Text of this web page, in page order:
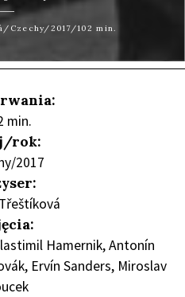
Czechy/2017/102 min.
min.
rok:
2017
Hamernik, Antonín
Ervín Sanders, Miroslav